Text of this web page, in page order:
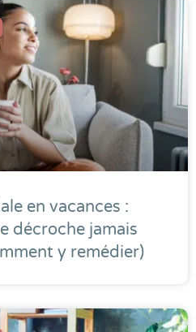
en vacances :
décroche jamais
y remédier)